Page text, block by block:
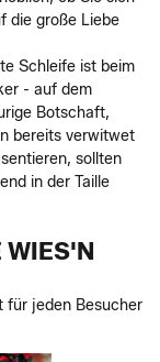
die große Liebe
Schleife ist beim
- auf dem
Botschaft,
bereits verwitwet
sollten
in der Taille
WIES'N
für jeden Besucher